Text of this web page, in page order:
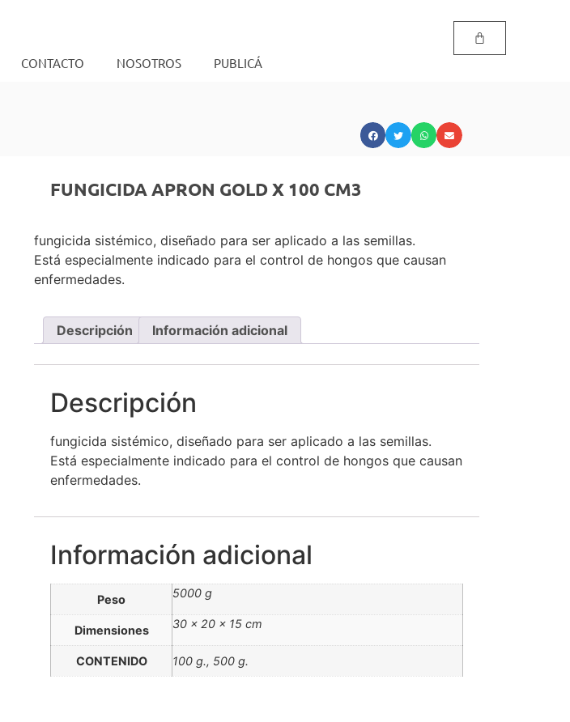
CONTACTO NOSOTROS PUBLICÁ
FUNGICIDA APRON GOLD X 100 CM3
fungicida sistémico, diseñado para ser aplicado a las semillas.
Está especialmente indicado para el control de hongos que causan
enfermedades.
Descripción Información adicional
Descripción
fungicida sistémico, diseñado para ser aplicado a las semillas.
Está especialmente indicado para el control de hongos que causan
enfermedades.
Información adicional
Peso 5000 g
Dimensiones 30 × 20 × 15 cm
CONTENIDO 100 g., 500 g.